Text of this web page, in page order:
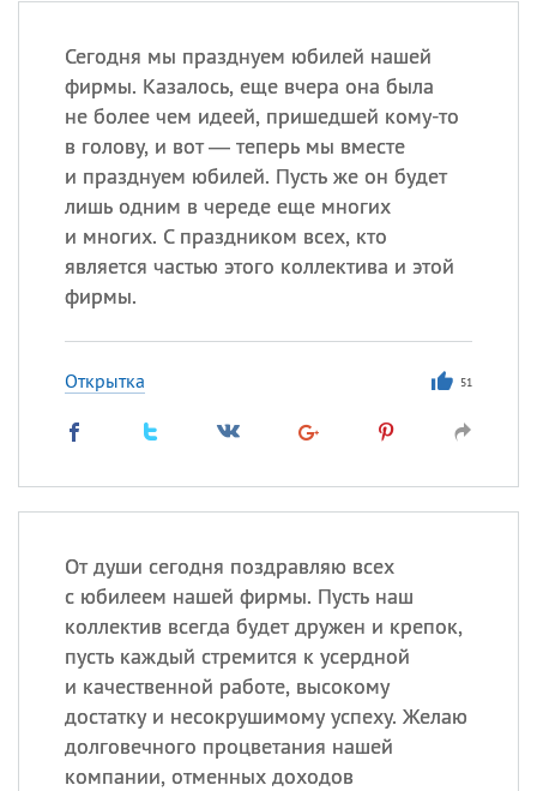
Сегодня мы празднуем юбилей нашей
фирмы. Казалось, еще вчера она была
не более чем идеей, пришедшей кому-то
в голову, и вот — теперь мы вместе
и празднуем юбилей. Пусть же он будет
лишь одним в череде еще многих
и многих. С праздником всех, кто
является частью этого коллектива и этой
фирмы.
Открытка 51
От души сегодня поздравляю всех
с юбилеем нашей фирмы. Пусть наш
коллектив всегда будет дружен и крепок,
пусть каждый стремится к усердной
и качественной работе, высокому
достатку и несокрушимому успеху. Желаю
долговечного процветания нашей
компании, отменных доходов